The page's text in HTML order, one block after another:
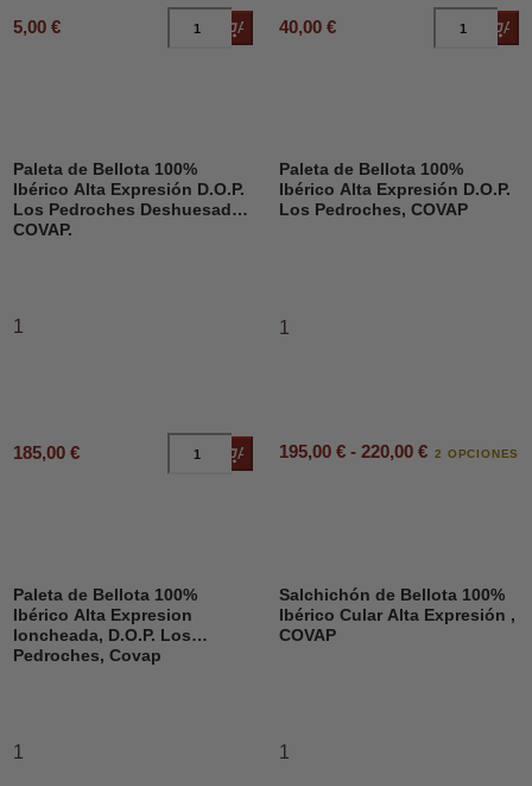
5,00 € Añadir al carrito
40,00 €
Paleta de Bellota 100%
Ibérico Alta Expresión D.O.P.
Los Pedroches Deshuesado,
COVAP.
1
185,00 € Añadir al carrito
Paleta de Bellota 100%
Ibérico Alta Expresión D.O.P.
Los Pedroches, COVAP
1
195,00 € - 220,00 € 2 OPCIONES
Paleta de Bellota 100%
Ibérico Alta Expresion
loncheada, D.O.P. Los
Pedroches, Covap
1
Salchichón de Bellota 100%
Ibérico Cular Alta Expresión ,
COVAP
1